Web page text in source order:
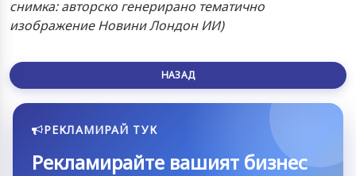
снимка: авторско генерирано тематично
изображение Новини Лондон ИИ)
НАЗАД
РЕКЛАМИРАЙ ТУК
Рекламирайте вашият бизнес